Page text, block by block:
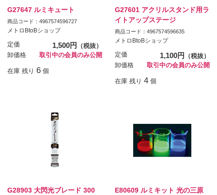
G27647 ルミキュート
商品コード：4967574596727
メトロBtoBショップ
定価 1,500円
（税抜）
卸価格
取引中の会員のみ公開
在庫 残り 6 個
G27601 アクリルスタンド用ラ
イトアップステージ
商品コード：4967574596635
メトロBtoBショップ
定価 1,100円
（税抜）
卸価格
取引中の会員のみ公開
在庫 残り 4 個
G28903 大閃光ブレード 300
E80609 ルミキット 光の三原